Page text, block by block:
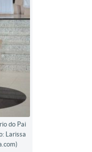
do Pai
Larissa